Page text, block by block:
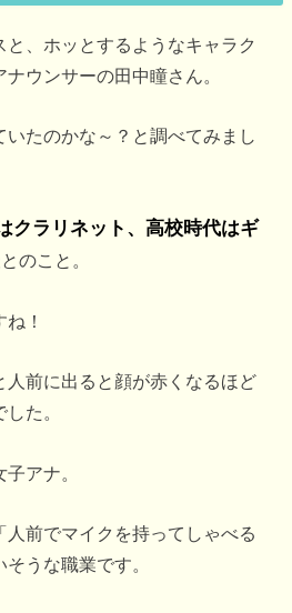
、ホッとするようなキャラク
ウンサーの田中瞳さん。
いたのかな～？と調べてみまし
クラリネット、高校時代はギ
とのこと。
！
人前に出ると顔が赤くなるほど
た。
アナ。
前でマイクを持ってしゃべる
うな職業です。